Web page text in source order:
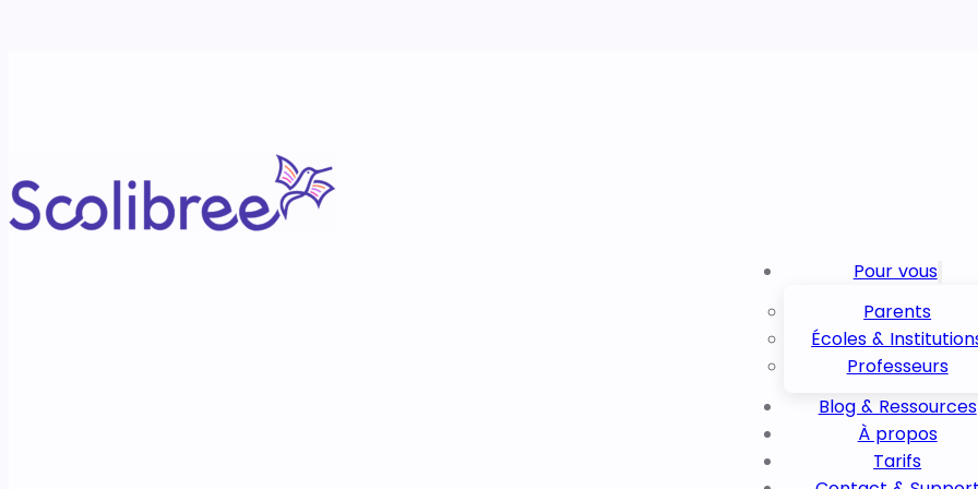
Pour vous
Parents
Écoles &
Professeurs
Blog & Ressources
À propos
Tarifs